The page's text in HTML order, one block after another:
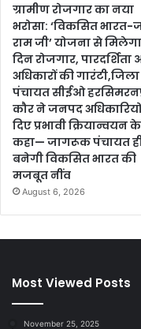
ग्रामीण रोजगार का नया
भरोसा: ‘विकसित भारत-
राम जी’ योजना से
दिन रोजगार, पारदर्शिता
अधिकारों की गारंटी,जिला
पंचायत सीईओ
कौर ने जनपद
दिए प्रभावी क्रियान्वयन
कहा— जागरूक पंचायत
बनेगी विकसित भारत की
मजबूत नींव
August 6, 2026
Most Viewed Posts
November 25, 2025